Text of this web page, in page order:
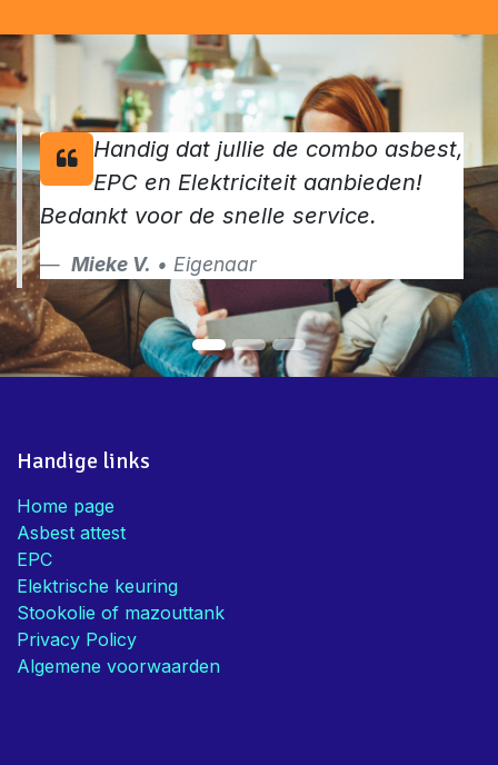
Handig dat jullie de combo asbest,
EPC en Elektriciteit aanbieden!
Bedankt voor de snelle service.
Mieke V. • Eigenaar
Handige links
Home page
Asbest attest
EPC
Elektrische keuring
Stookolie of mazouttank
Privacy Policy
Algemene voorwaarden